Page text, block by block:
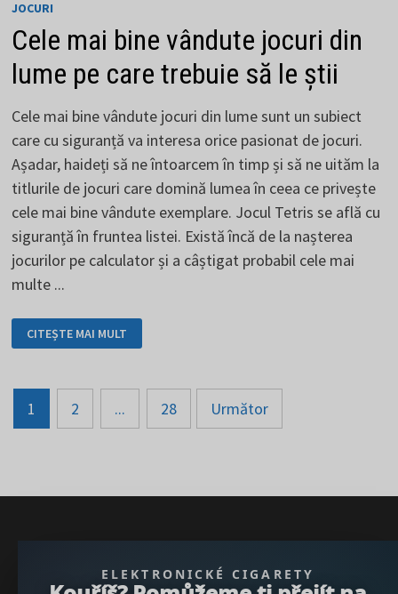
JOCURI
Cele mai bine vândute jocuri din
lume pe care trebuie să le știi
Cele mai bine vândute jocuri din lume sunt un subiect
care cu siguranță va interesa orice pasionat de jocuri.
Așadar, haideți să ne întoarcem în timp și să ne uităm la
titlurile de jocuri care domină lumea în ceea ce privește
cele mai bine vândute exemplare. Jocul Tetris se află cu
siguranță în fruntea listei. Există încă de la nașterea
jocurilor pe calculator și a câștigat probabil cele mai
multe ...
MAI
BINE
DIN
LUME
PE
CARE
CITEȘTE MAI MULT
Paginarea
posturilor
1 2 ... 28 Următor
ELEKTRONICKÉ CIGARETY